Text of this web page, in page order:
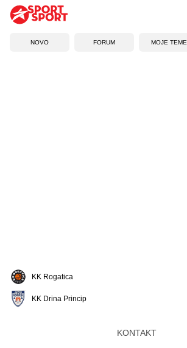
NOVO FORUM MOJE TEME
KK Rogatica
KK Drina Princip
KONTAKT